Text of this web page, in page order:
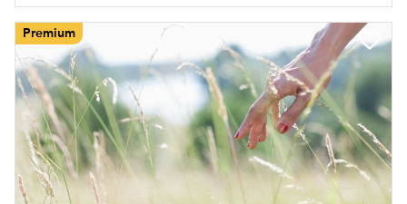
Premium